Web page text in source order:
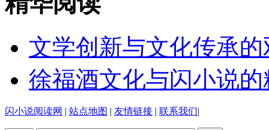
文学创新与文化传承
徐福酒文化与闪小说
闪小说阅读网 | 站点地图 | 友情链接 | 联系我们|